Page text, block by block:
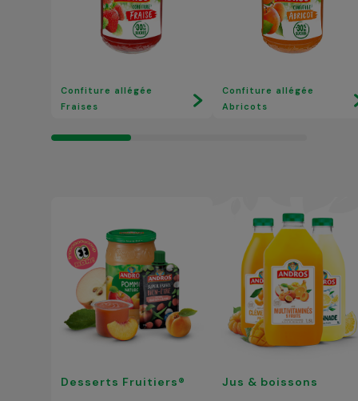
Confiture allégée
Fraises
Confiture allégée
Abricots
Desserts Fruitiers® Jus & boissons